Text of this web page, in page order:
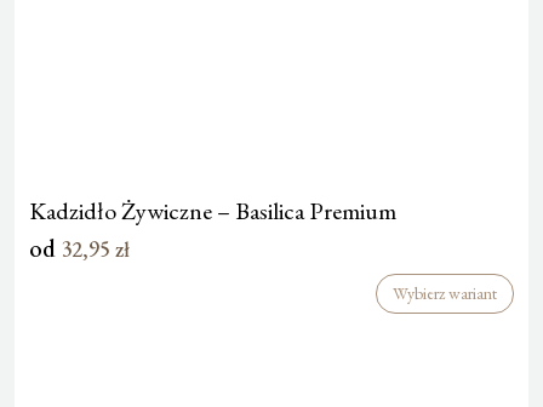
Kadzidło Żywiczne – Basilica Premium
od 32,95 zł
Wybierz wariant